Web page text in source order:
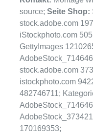
source; Seite Shop:
stock.adobe.com
iStockphoto.com
GettyImages
stock.adobe.com
istockphoto.com
482746711;
170169353;